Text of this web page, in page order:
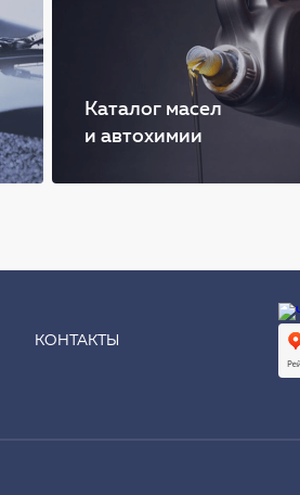
Каталог масел
и автохимии
КОНТАКТЫ